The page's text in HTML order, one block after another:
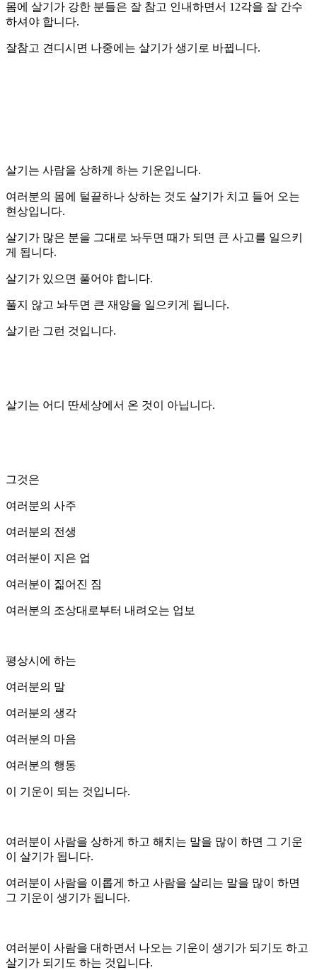
몸에 살기가 강한 분들은 잘 참고 인내하면서 12각을 잘 간수
하셔야 합니다.
잘참고 견디시면 나중에는 살기가 생기로 바뀝니다.
살기는 사람을 상하게 하는 기운입니다.
여러분의 몸에 털끝하나 상하는 것도 살기가 치고 들어 오는
현상입니다.
살기가 많은 분을 그대로 놔두면 때가 되면 큰 사고를 일으키
게 됩니다.
살기가 있으면 풀어야 합니다.
풀지 않고 놔두면 큰 재앙을 일으키게 됩니다.
살기란 그런 것입니다.
살기는 어디 딴세상에서 온 것이 아닙니다.
그것은
여러분의 사주
여러분의 전생
여러분이 지은 업
여러분이 짊어진 짐
여러분의 조상대로부터 내려오는 업보
평상시에 하는
여러분의 말
여러분의 생각
여러분의 마음
여러분의 행동
이 기운이 되는 것입니다.
여러분이 사람을 상하게 하고 해치는 말을 많이 하면 그 기운
이 살기가 됩니다.
여러분이 사람을 이롭게 하고 사람을 살리는 말을 많이 하면
그 기운이 생기가 됩니다.
여러분이 사람을 대하면서 나오는 기운이 생기가 되기도 하고
살기가 되기도 하는 것입니다.